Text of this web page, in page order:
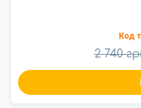
Код
2 740